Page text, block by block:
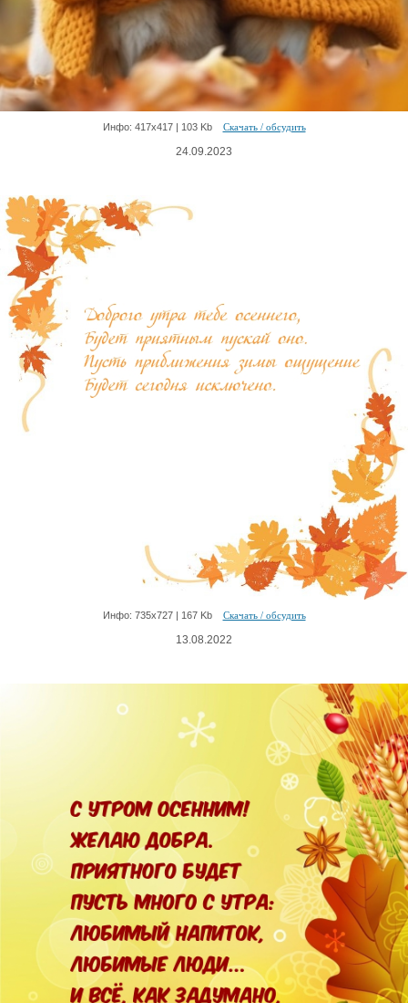
Инфо: 417х417 | 103 Kb Скачать / обсудить
24.09.2023
Инфо: 735х727 | 167 Kb Скачать / обсудить
13.08.2022